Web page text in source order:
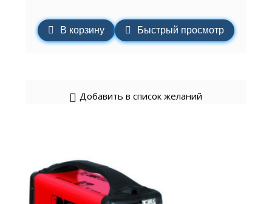
В корзину Быстрый просмотр
Добавить в список желаний